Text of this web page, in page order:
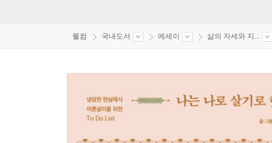
웰컴 국내도서 에세이 삶의 자세와 지...